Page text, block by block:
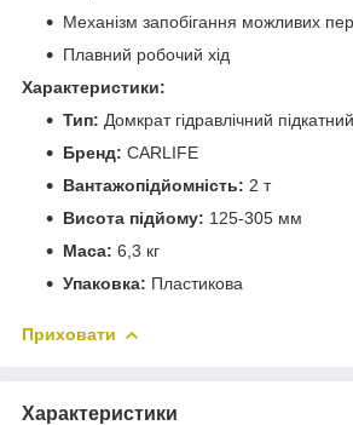
Механізм запобігання можливих
Плавний робочий хід
Характеристики:
Тип: Домкрат гідравлічний підкатний
Бренд: CARLIFE
Вантажопідйомність: 2 т
Висота підйому: 125-305 мм
Маса: 6,3 кг
Упаковка: Пластикова
Приховати
Характеристики